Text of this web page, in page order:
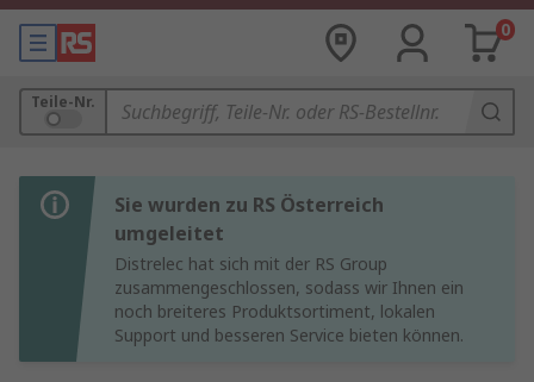
0
Teile-Nr.
Sie wurden zu RS Österreich
umgeleitet
Distrelec hat sich mit der RS Group
zusammengeschlossen, sodass wir Ihnen ein
noch breiteres Produktsortiment, lokalen
Support und besseren Service bieten können.